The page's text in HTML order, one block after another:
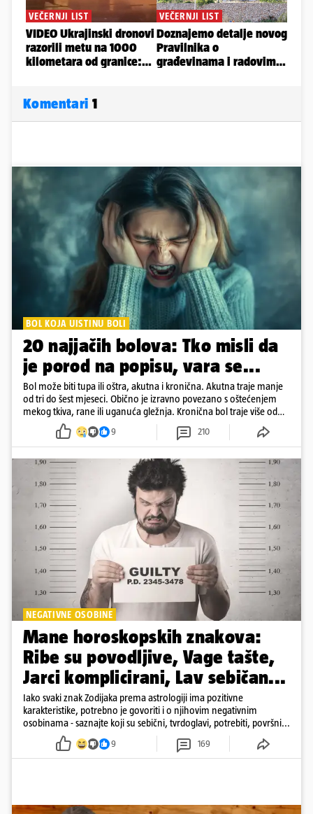
Komentari 1
BOL KOJA UISTINU BOLI
20 najjačih bolova: Tko misli da
je porod na popisu, vara se...
Bol može biti tupa ili oštra, akutna i kronična. Akutna traje manje
od tri do šest mjeseci. Obično je izravno povezano s oštećenjem
mekog tkiva, rane ili uganuća gležnja. Kronična bol traje više od
šest mjeseci
9 210
NEGATIVNE OSOBINE
Mane horoskopskih znakova:
Ribe su povodljive, Vage tašte,
Jarci komplicirani, Lav sebičan...
Iako svaki znak Zodijaka prema astrologiji ima pozitivne
karakteristike, potrebno je govoriti i o njihovim negativnim
osobinama - saznajte koji su sebični, tvrdoglavi, potrebiti, površni...
9 169